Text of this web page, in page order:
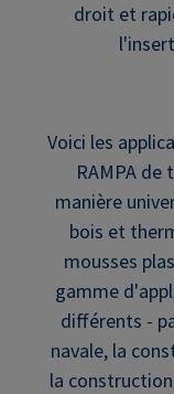
droit et
Voici les
RAMPA de
manière
bois et
mousses
gamme
différents -
navale, la
la